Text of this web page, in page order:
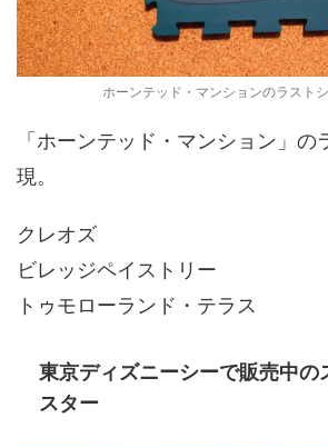
ホーンテッド・マンションのラスト
「ホーンテッド・マンション」
現。
クレオズ
ビレッジペイストリー
トゥモローランド・テラス
東京ディズニーシーで販売中の
スター